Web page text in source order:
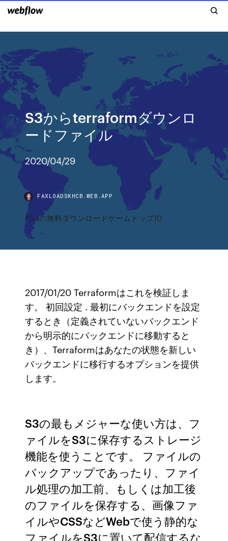
S3からterraformダウンロ
ードファイル
2020/04/29
FAXLOADSKHCB.WEB.APP
PS4の無料ダウンロードゲームトップ10
2017/01/20 Terraformはこれを検証しま
す。 初回設定 . 最初にバックエンドを設定
するとき（定義されていないバックエンド
から明示的にバックエンドに移動すると
き）、Terraformはあなたの状態を新しい
バックエンドに移行するオプションを提供
します。
S3の最もメジャーな使い方は、フ
ァイルをS3に保存するストレージ
機能を使うことです。 ファイルの
バックアップであったり、ファイ
ル処理の加工前、もしくは加工後
のファイルを保存する、画像ファ
イルやCSSなどWebで使う静的な
ファイルをS3に置いて配信するな